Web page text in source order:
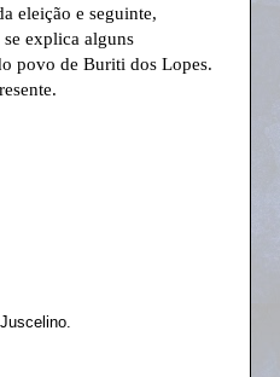
eleição e seguinte,
explica alguns
povo de Buriti dos Lopes.